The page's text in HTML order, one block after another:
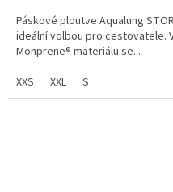
Páskové ploutve Aqualung
ideální volbou pro cestovatele.
Monprene® materiálu se...
XXS
XXL S